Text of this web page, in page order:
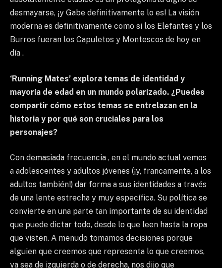
desmayarse, ¡y Gabe definitivamente lo es! La visión
moderna es definitivamente como si los Elefantes y los
Burros fueran los Capuletos y Montescos de hoy en
día .
‘Running Mates’ explora temas de identidad y
mayoría de edad en un mundo polarizado. ¿Puedes
compartir cómo estos temas se entrelazan en la
historia y por qué son cruciales para los
personajes?
Con demasiada frecuencia , en el mundo actual vemos
a adolescentes y adultos jóvenes (¡y, francamente, a los
adultos también!) dar forma a sus identidades a través
de una lente estrecha y muy específica. Su política se
convierte en una parte tan importante de su identidad
que puede dictar todo, desde lo que leen hasta la ropa
que visten. A menudo tomamos decisiones porque
alguien que creemos que representa lo que creemos,
ya sea de izquierda o de derecha, nos dijo que